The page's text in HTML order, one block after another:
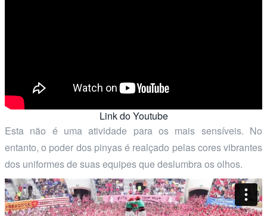
Link do Youtube
Esta não é uma atividade para os mais sensíveis. No
entanto, o poder dos pinyas é realçado pelas cores vibrantes
dos uniformes de suas equipes que deslumbra os olhos.